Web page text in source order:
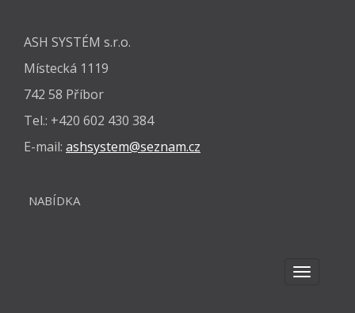
ASH SYSTÉM s.r.o.
Místecká 1119
742 58 Příbor
Tel.: +420 602 430 384
E-mail: ashsystem@seznam.cz
NABÍDKA
TOGGLE